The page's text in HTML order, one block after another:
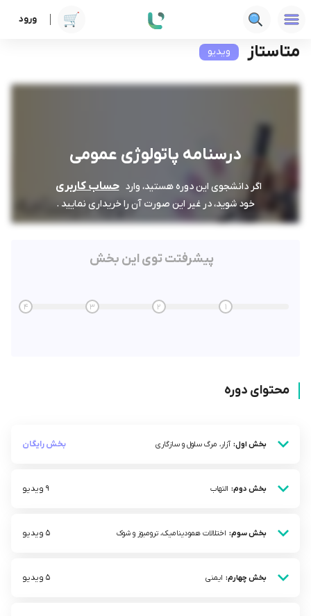
ورود دوره ها علوم پزشکی درسنامه پاتولوژی عمومی
متاستاز ویدیو
درسنامه پاتولوژی عمومی
اگر دانشجوی این دوره هستید، وارد حساب کاربری
خود شوید، در غیر این صورت آن را خریداری نمایید .
پیشرفتت توی این بخش
1
2
3
4
محتوای دوره
بخش اول: آزار، مرگ سلول و سازگاری بخش رایگان
بخش دوم: التهاب 9 ویدیو
بخش سوم: اختلالات همودینامیک، ترومبوز و شوک 5 ویدیو
بخش چهارم: ایمنی 5 ویدیو